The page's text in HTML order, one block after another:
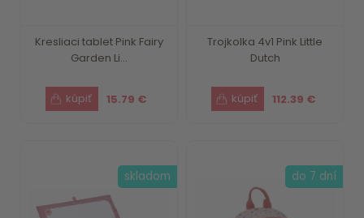
Kresliaci tablet Pink Fairy
Garden Li...
15.79 €
Trojkolka 4v1 Pink Little
Dutch
112.39 €
skladom do 7 dní